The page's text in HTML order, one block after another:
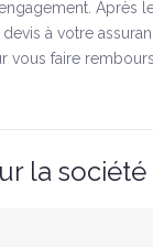
Après
à votre
vous faire
la société